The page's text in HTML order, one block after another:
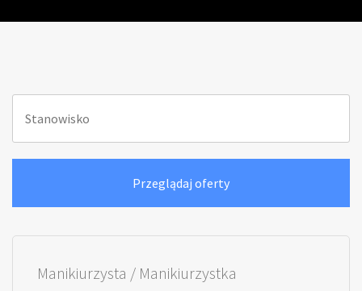
Manikiurzysta / Manikiurzystka